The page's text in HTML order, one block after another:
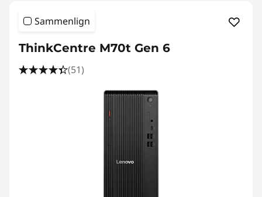
Sammenlign
ThinkCentre M70t Gen 6
(51)